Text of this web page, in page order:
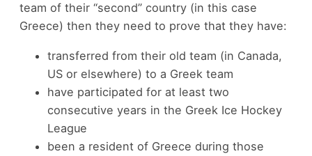
team of their “second” country (in this case
Greece) then they need to prove that they have:
transferred from their old team (in Canada,
US or elsewhere) to a Greek team
have participated for at least two
consecutive years in the Greek Ice Hockey
League
been a resident of Greece during those